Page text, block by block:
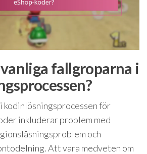
fallgroparna i
kodinlösningsprocessen för
inkluderar problem med
och
Att vara medveten om